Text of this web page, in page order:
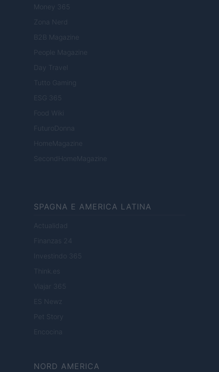
Money 365
Zona Nerd
B2B Magazine
People Magazine
Day Travel
Tutto Gaming
ESG 365
Food Wiki
FuturoDonna
HomeMagazine
SecondHomeMagazine
SPAGNA E AMERICA LATINA
Actualidad
Finanzas 24
Investindo 365
Think.es
Viajar 365
ES Newz
Pet Story
Encocina
NORD AMERICA